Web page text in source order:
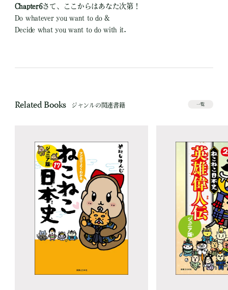
Chapter6さて、ここからはあなた次第！
Do whatever you want to do &
Decide what you want to do with it．
Related Books ジャンルの関連書籍 一覧